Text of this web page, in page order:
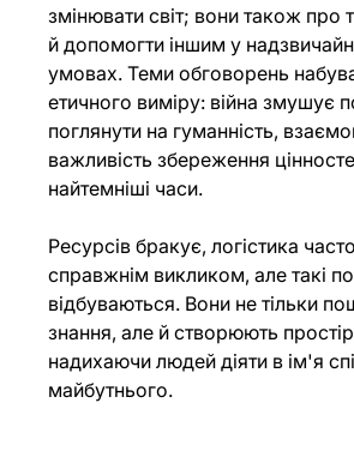
змінювати світ; вони також про
й допомогти іншим у
умовах. Теми обговорень
етичного виміру: війна змушує
поглянути на гуманність,
важливість збереження
найтемніші часи.
Ресурсів бракує, логістика
справжнім викликом, але такі
відбуваються. Вони не тільки
знання, але й створюють
надихаючи людей діяти в ім'я
майбутнього.